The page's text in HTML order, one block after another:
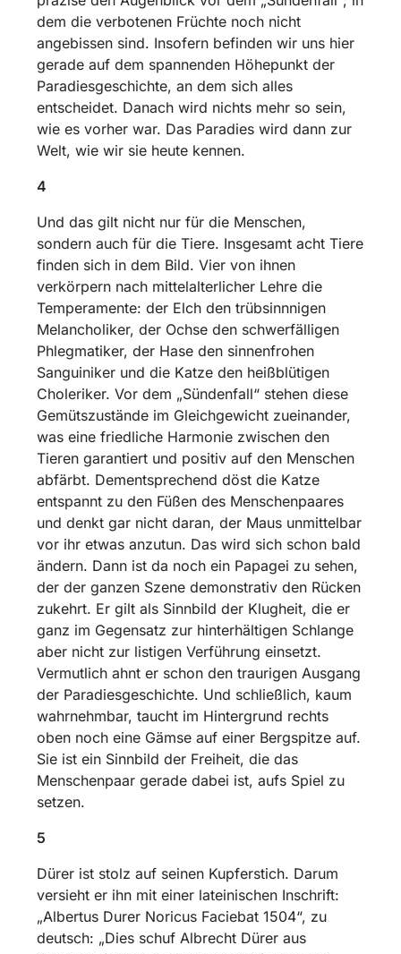
dem die verbotenen Früchte noch nicht
angebissen sind. Insofern befinden wir uns hier
gerade auf dem spannenden Höhepunkt der
Paradiesgeschichte, an dem sich alles
entscheidet. Danach wird nichts mehr so sein,
wie es vorher war. Das Paradies wird dann zur
Welt, wie wir sie heute kennen.
4
Und das gilt nicht nur für die Menschen,
sondern auch für die Tiere. Insgesamt acht Tiere
finden sich in dem Bild. Vier von ihnen
verkörpern nach mittelalterlicher Lehre die
Temperamente: der Elch den trübsinnnigen
Melancholiker, der Ochse den schwerfälligen
Phlegmatiker, der Hase den sinnenfrohen
Sanguiniker und die Katze den heißblütigen
Choleriker. Vor dem „Sündenfall“ stehen diese
Gemütszustände im Gleichgewicht zueinander,
was eine friedliche Harmonie zwischen den
Tieren garantiert und positiv auf den Menschen
abfärbt. Dementsprechend döst die Katze
entspannt zu den Füßen des Menschenpaares
und denkt gar nicht daran, der Maus unmittelbar
vor ihr etwas anzutun. Das wird sich schon bald
ändern. Dann ist da noch ein Papagei zu sehen,
der der ganzen Szene demonstrativ den Rücken
zukehrt. Er gilt als Sinnbild der Klugheit, die er
ganz im Gegensatz zur hinterhältigen Schlange
aber nicht zur listigen Verführung einsetzt.
Vermutlich ahnt er schon den traurigen Ausgang
der Paradiesgeschichte. Und schließlich, kaum
wahrnehmbar, taucht im Hintergrund rechts
oben noch eine Gämse auf einer Bergspitze auf.
Sie ist ein Sinnbild der Freiheit, die das
Menschenpaar gerade dabei ist, aufs Spiel zu
setzen.
5
Dürer ist stolz auf seinen Kupferstich. Darum
versieht er ihn mit einer lateinischen Inschrift:
„Albertus Durer Noricus Faciebat 1504“, zu
deutsch: „Dies schuf Albrecht Dürer aus